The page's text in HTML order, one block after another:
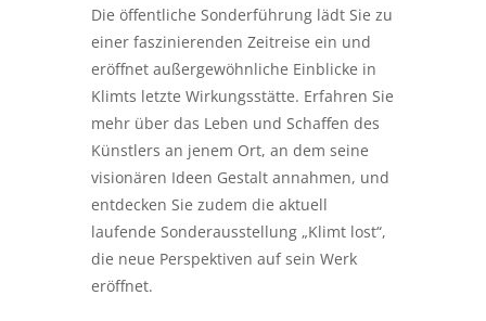
Die öffentliche Sonderführung lädt Sie zu
einer faszinierenden Zeitreise ein und
eröffnet außergewöhnliche Einblicke in
Klimts letzte Wirkungsstätte. Erfahren Sie
mehr über das Leben und Schaffen des
Künstlers an jenem Ort, an dem seine
visionären Ideen Gestalt annahmen, und
entdecken Sie zudem die aktuell
laufende Sonderausstellung „Klimt lost“,
die neue Perspektiven auf sein Werk
eröffnet.